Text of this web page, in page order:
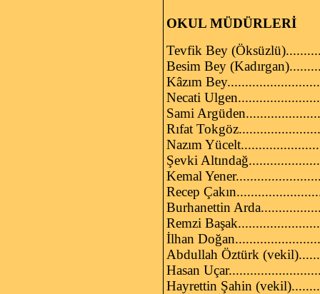
OKUL MÜDÜRLERİ
Tevfik Bey
Besim Bey
Kâzım
Necati
Sami
Rıfat
Nazım
Şevki
Kemal
Recep
Burhanettin
Remzi
İlhan
Abdullah Öztürk
Hasan
Hayrettin Şahin